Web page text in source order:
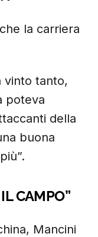
la carriera
vinto tanto,
poteva
della
buona
CAMPO”
Mancini